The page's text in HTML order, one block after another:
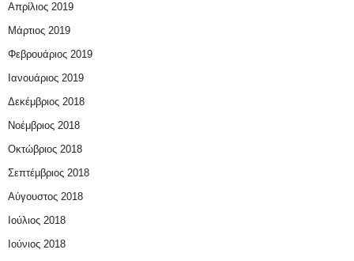
Απρίλιος 2019
Μάρτιος 2019
Φεβρουάριος 2019
Ιανουάριος 2019
Δεκέμβριος 2018
Νοέμβριος 2018
Οκτώβριος 2018
Σεπτέμβριος 2018
Αύγουστος 2018
Ιούλιος 2018
Ιούνιος 2018